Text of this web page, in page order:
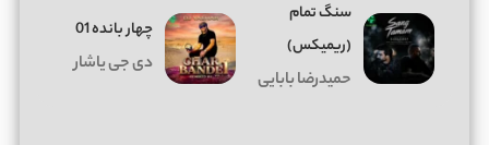
سنگ تمام
(ریمیکس)
حمیدرضا بابایی
چهار بانده 01
دی جی یاشار